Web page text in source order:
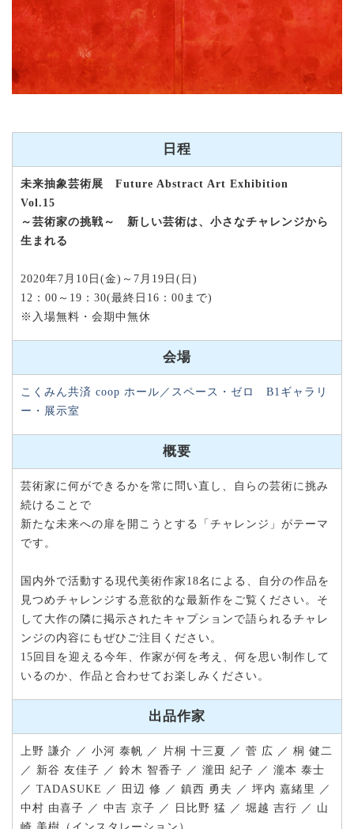
日程
未来抽象芸術展 Future Abstract Art Exhibition
Vol.15
～芸術家の挑戦～ 新しい芸術は、小さなチャレンジから
生まれる
2020年7月10日(金)～7月19日(日)
12：00～19：30(最終日16：00まで)
※入場無料・会期中無休
会場
こくみん共済 coop ホール／スペース・ゼロ B1ギャラリ
ー・展示室
概要
芸術家に何ができるかを常に問い直し、自らの芸術に挑み
続けることで
新たな未来への扉を開こうとする「チャレンジ」がテーマ
です。
国内外で活動する現代美術作家18名による、自分の作品を
見つめチャレンジする意欲的な最新作をご覧ください。そ
して大作の隣に掲示されたキャプションで語られるチャレ
ンジの内容にもぜひご注目ください。
15回目を迎える今年、作家が何を考え、何を思い制作して
いるのか、作品と合わせてお楽しみください。
出品作家
上野 謙介 ／ 小河 泰帆 ／ 片桐 十三夏 ／ 菅 広 ／ 桐 健二
／ 新谷 友佳子 ／ 鈴木 智香子 ／ 瀧田 紀子 ／ 瀧本 泰士
／ TADASUKE ／ 田辺 修 ／ 鎮西 勇夫 ／ 坪内 嘉緒里 ／
中村 由喜子 ／ 中吉 京子 ／ 日比野 猛 ／ 堀越 吉行 ／ 山